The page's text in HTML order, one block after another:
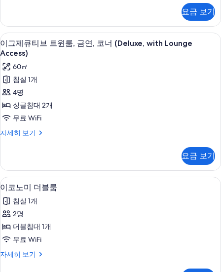
(Deluxe
King,
with
Lounge
Access)
사
진
모
두
보
티
브
룸,
코
(Deluxe
King,
with
Lounge
Access)
세
히
보
요금 보기
이
그
제
큐
티
브
트
윈
연,
코
너
(Deluxe,
with
Lounge
Access)
사
이그제큐티브 트윈룸, 금연, 코너
26
이그제큐티브 트윈룸, 금연, 코너 (Deluxe, with Lounge
Access)
60㎡
침실 1개
4명
싱글침대 2개
무료 WiFi
자세히 보기
이
티
브
트
윈
룸,
금
코
너
with
요금 보기
이
코
노
미
더
룸
이코노미 더블룸 | 오리/거위털 이불,
1
이코노미 더블룸
침실 1개
2명
더블침대 1개
무료 WiFi
자세히 보기
이